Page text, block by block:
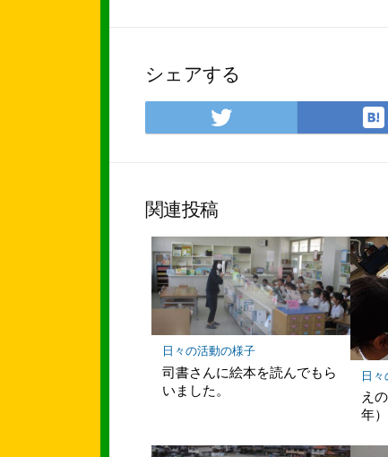
シェアする
Twitter
で
関連投稿
日々の活動の様子
司書さんに絵本を読んでもら
いました。
日
え
年）